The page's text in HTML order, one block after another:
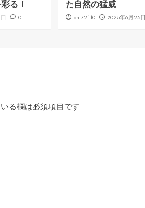
る！
0
た自然の猛威
phi72110 2025年6月25日
る欄は必須項目です